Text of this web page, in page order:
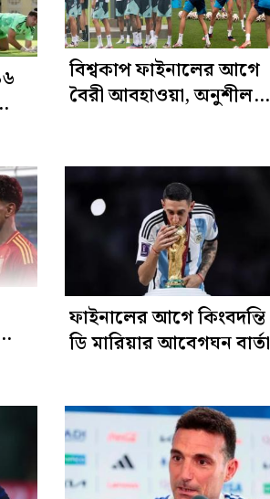
বিশ্বকাপ ফাইনালের আগে
বৈরী আবহাওয়া, অনুশীলনে
ফাইনালের আগে কিংবদন্তি
ডি মারিয়ার আবেগঘন বার্তা